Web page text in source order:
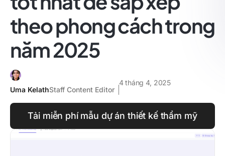
theo phong cách trong
năm 2025
Uma KelathStaff Content Editor
4 tháng 4, 2025
Tải miễn phí mẫu dự án thiết kế thẩm mỹ